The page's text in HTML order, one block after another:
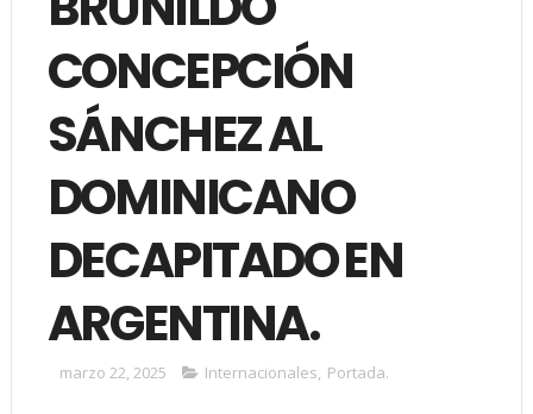
CONCEPCIÓN
SÁNCHEZ AL
DOMINICANO
DECAPITADO EN
ARGENTINA.
marzo 22, 2025 Internacionales, Portada.